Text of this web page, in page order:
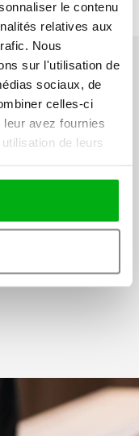
le contenu
relatives aux
Nous
sur l'utilisation de
sociaux, de
celles-ci
avez fournies
de leurs